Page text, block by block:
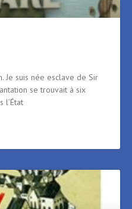
Je suis née esclave de Sir
se trouvait à six
l’État